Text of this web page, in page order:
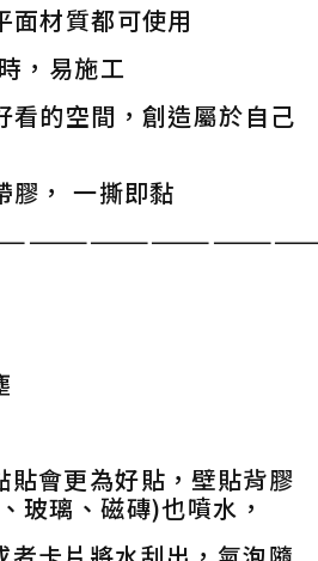
面材質都可使用
，易施工
看的空間，創造屬於自己
膠， 一撕即黏
貼會更為好貼，壁貼背膠
玻璃、磁磚)也噴水，